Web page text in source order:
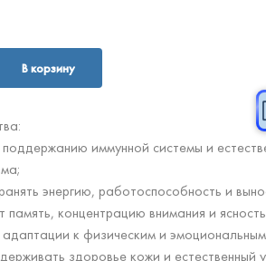
В корзину
иммунной системы и
энергию, работоспособность и
концентрацию внимания и
к физическим и
здоровье кожи и естественный